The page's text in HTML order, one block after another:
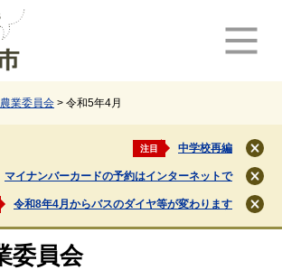
業委員会 > 令和5年4月
注目 中学校再編
閉
じ
る
マイナンバーカードの予約はインターネットで
閉
じ
る
令和8年4月からバスのダイヤ等が変わります
閉
じ
委員会